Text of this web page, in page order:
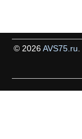
© 2026AVS75.ru